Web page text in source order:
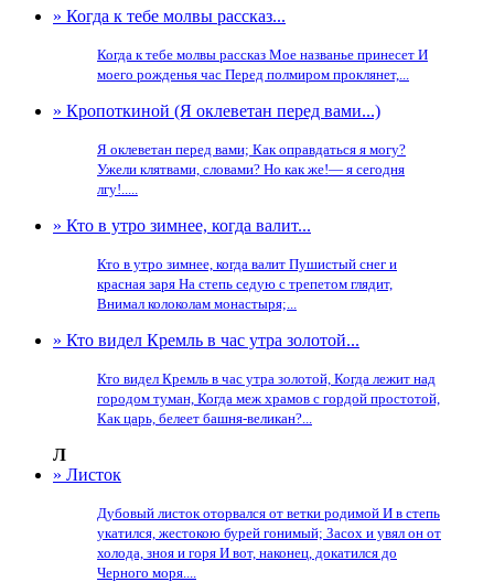
» Когда к тебе молвы рассказ...
Когда к тебе молвы рассказ Мое названье принесет И
моего рожденья час Перед полмиром проклянет,...
» Кропоткиной (Я оклеветан перед вами...)
Я оклеветан перед вами; Как оправдаться я могу?
Ужели клятвами, словами? Но как же!— я сегодня
лгу!.....
» Кто в утро зимнее, когда валит...
Кто в утро зимнее, когда валит Пушистый снег и
красная заря На степь седую с трепетом глядит,
Внимал колоколам монастыря;...
» Кто видел Кремль в час утра золотой...
Кто видел Кремль в час утра золотой, Когда лежит над
городом туман, Когда меж храмов с гордой простотой,
Как царь, белеет башня-великан?...
Л
» Листок
Дубовый листок оторвался от ветки родимой И в степь
укатился, жестокою бурей гонимый; Засох и увял он от
холода, зноя и горя И вот, наконец, докатился до
Черного моря....